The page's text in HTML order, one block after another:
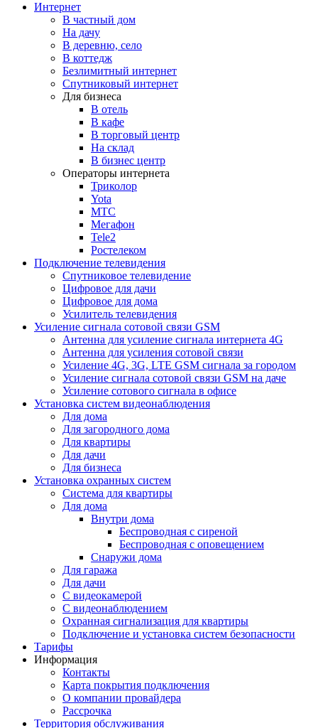
Интернет
В частный дом
На дачу
В деревню, село
В коттедж
Безлимитный интернет
Спутниковый интернет
Для бизнеса
В отель
В кафе
В торговый центр
На склад
В бизнес центр
Операторы интернета
Триколор
Yota
МТС
Мегафон
Tele2
Ростелеком
Подключение телевидения
Спутниковое телевидение
Цифровое для дачи
Цифровое для дома
Усилитель телевидения
Усиление сигнала сотовой связи GSM
Антенна для усиление сигнала интернета 4G
Антенна для усиления сотовой связи
Усиление 4G, 3G, LTE GSM сигнала за городом
Усиление сигнала сотовой связи GSM на даче
Усиление сотового сигнала в офисе
Установка систем видеонаблюдения
Для дома
Для загородного дома
Для квартиры
Для дачи
Для бизнеса
Установка охранных систем
Система для квартиры
Для дома
Внутри дома
Беспроводная с сиреной
Беспроводная с оповещением
Снаружи дома
Для гаража
Для дачи
С видеокамерой
С видеонаблюдением
Охранная сигнализация для квартиры
Подключение и установка систем безопасности
Тарифы
Информация
Контакты
Карта покрытия подключения
О компании провайдера
Рассрочка
Территория обслуживания